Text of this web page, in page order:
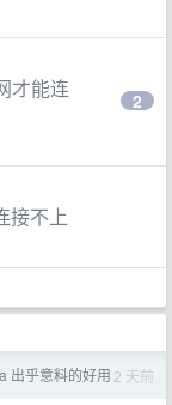
才能连
2
接不上
出乎意料的好用 2 天前